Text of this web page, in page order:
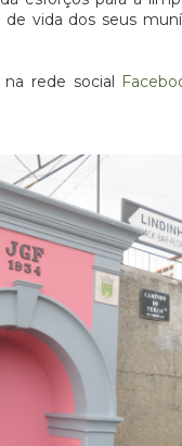
vida dos seus
rede social